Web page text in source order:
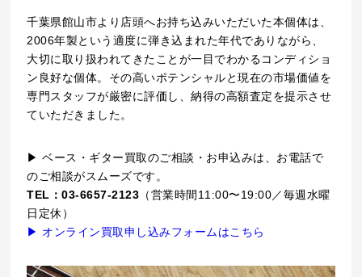
千葉県館山市より店頭へお持ち込みいただいた本個体は、
2006年製という適度に弾き込まれた年代でありながら、
大切に取り扱われてきたことが一目でわかるコンディショ
ン良好な個体。その高いポテンシャルと現在の市場価値を
専門スタッフが厳密に評価し、納得の高額査定を提示させ
ていただきました。
▶ ベース・ギター買取のご相談・お申込みは、お電話で
のご相談がスムーズです。
TEL：03-6657-2123 （営業時間11:00〜19:00／毎週水曜
日定休）
▶ オンライン買取申し込みフォームはこちら